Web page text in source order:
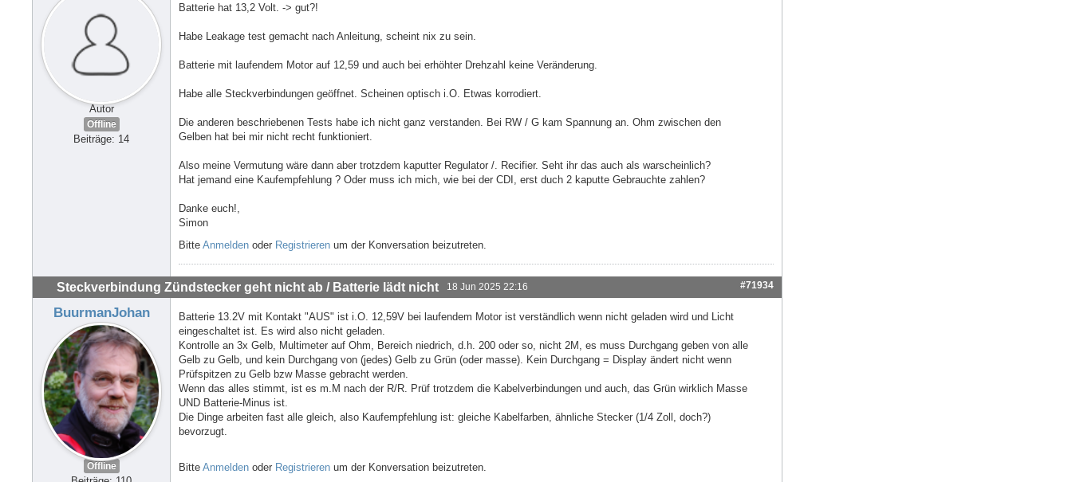
Autor
Offline
Beiträge: 14
Batterie hat 13,2 Volt. -> gut?!
Habe Leakage test gemacht nach Anleitung, scheint nix zu sein.
Batterie mit laufendem Motor auf 12,59 und auch bei erhöhter Drehzahl keine Veränderung.
Habe alle Steckverbindungen geöffnet. Scheinen optisch i.O. Etwas korrodiert.
Die anderen beschriebenen Tests habe ich nicht ganz verstanden. Bei RW / G kam Spannung an. Ohm zwischen den
Gelben hat bei mir nicht recht funktioniert.
Also meine Vermutung wäre dann aber trotzdem kaputter Regulator /. Recifier. Seht ihr das auch als warscheinlich?
Hat jemand eine Kaufempfehlung ? Oder muss ich mich, wie bei der CDI, erst duch 2 kaputte Gebrauchte zahlen?
Danke euch!,
Simon
Bitte Anmelden oder Registrieren um der Konversation beizutreten.
Steckverbindung Zündstecker geht nicht ab / Batterie lädt nicht 18 Jun 2025 22:16 #71934
BuurmanJohan
Offline
Batterie 13.2V mit Kontakt "AUS" ist i.O. 12,59V bei laufendem Motor ist verständlich wenn nicht geladen wird und Licht
eingeschaltet ist. Es wird also nicht geladen.
Kontrolle an 3x Gelb, Multimeter auf Ohm, Bereich niedrich, d.h. 200 oder so, nicht 2M, es muss Durchgang geben von alle
Gelb zu Gelb, und kein Durchgang von (jedes) Gelb zu Grün (oder masse). Kein Durchgang = Display ändert nicht wenn
Prüfspitzen zu Gelb bzw Masse gebracht werden.
Wenn das alles stimmt, ist es m.M nach der R/R. Prüf trotzdem die Kabelverbindungen und auch, das Grün wirklich Masse
UND Batterie-Minus ist.
Die Dinge arbeiten fast alle gleich, also Kaufempfehlung ist: gleiche Kabelfarben, ähnliche Stecker (1/4 Zoll, doch?)
bevorzugt.
Bitte Anmelden oder Registrieren um der Konversation beizutreten.